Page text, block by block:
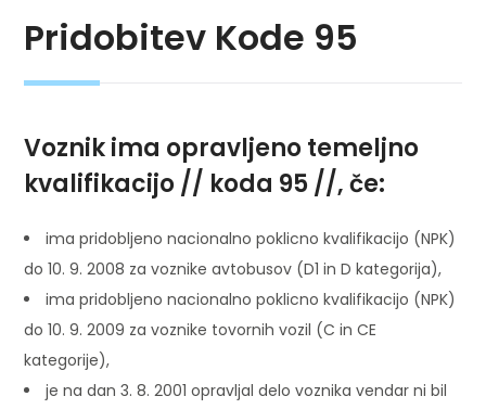
Pridobitev Kode 95
Voznik ima opravljeno temeljno
kvalifikacijo // koda 95 //, če:
ima pridobljeno nacionalno poklicno kvalifikacijo (NPK)
do 10. 9. 2008 za voznike avtobusov (D1 in D kategorija),
ima pridobljeno nacionalno poklicno kvalifikacijo (NPK)
do 10. 9. 2009 za voznike tovornih vozil (C in CE
kategorije),
je na dan 3. 8. 2001 opravljal delo voznika vendar ni bil